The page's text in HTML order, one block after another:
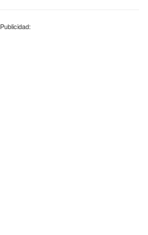
Publicidad: